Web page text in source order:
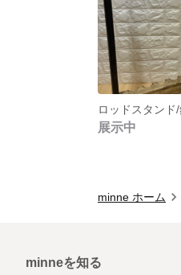
展示中
minne ホーム
minneを知る